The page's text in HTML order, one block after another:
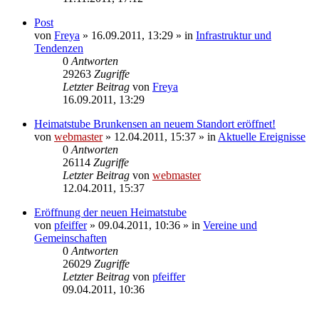
Post
von Freya » 16.09.2011, 13:29 » in Infrastruktur und
Tendenzen
0 Antworten
29263 Zugriffe
Letzter Beitrag von Freya
16.09.2011, 13:29
Heimatstube Brunkensen an neuem Standort eröffnet!
von webmaster» 12.04.2011, 15:37 » in Aktuelle Ereignisse
0 Antworten
26114 Zugriffe
Letzter Beitrag von webmaster
12.04.2011, 15:37
Eröffnung der neuen Heimatstube
von pfeiffer» 09.04.2011, 10:36 » in Vereine und
Gemeinschaften
0 Antworten
26029 Zugriffe
Letzter Beitrag von pfeiffer
09.04.2011, 10:36